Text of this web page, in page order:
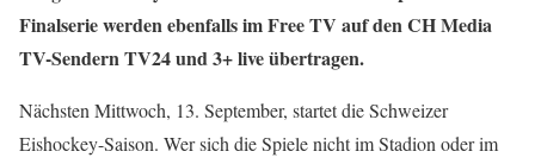
Finalserie werden ebenfalls im Free TV auf den CH Media
TV-Sendern TV24 und 3+ live übertragen.
Nächsten Mittwoch, 13. September, startet die Schweizer
Eishockey-Saison. Wer sich die Spiele nicht im Stadion oder im